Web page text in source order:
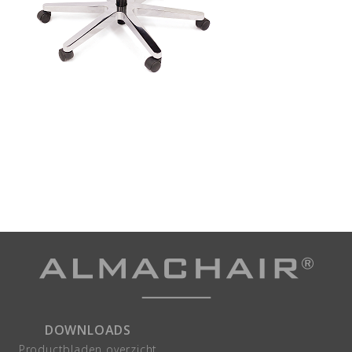
DOWNLOADS
Productbladen overzicht